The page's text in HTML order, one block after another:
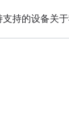
支持的设备关